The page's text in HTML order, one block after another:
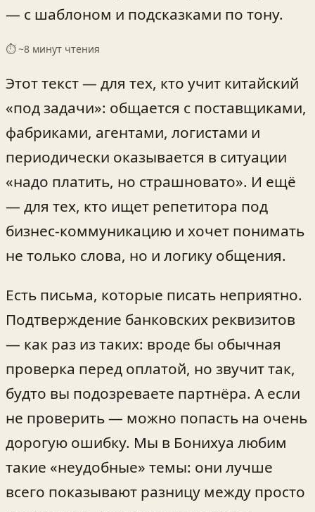
— с шаблоном и подсказками по тону.
⏱ ~8 минут чтения
Этот текст — для тех, кто учит китайский
«под задачи»: общается с поставщиками,
фабриками, агентами, логистами и
периодически оказывается в ситуации
«надо платить, но страшновато». И ещё
— для тех, кто ищет репетитора под
бизнес-коммуникацию и хочет понимать
не только слова, но и логику общения.
Есть письма, которые писать неприятно.
Подтверждение банковских реквизитов
— как раз из таких: вроде бы обычная
проверка перед оплатой, но звучит так,
будто вы подозреваете партнёра. А если
не проверить — можно попасть на очень
дорогую ошибку. Мы в Бонихуа любим
такие «неудобные» темы: они лучше
всего показывают разницу между просто